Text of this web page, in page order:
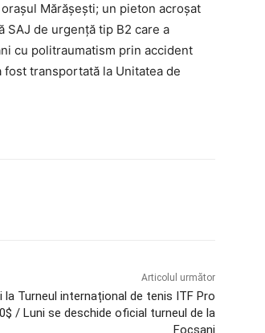
Mărășești; un pieton acroșat
SAJ de urgență tip B2 care a
cu politraumatism prin accident
transportată la Unitatea de
Articolul următor
la Turneul internațional de tenis ITF Pro
/ Luni se deschide oficial turneul de la
Focșani